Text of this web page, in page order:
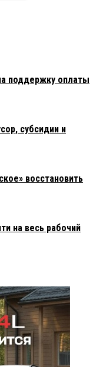
поддержку оплаты
субсидии и
восстановить
на весь рабочий